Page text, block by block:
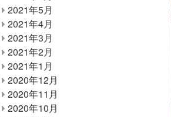
2021年5月
2021年4月
2021年3月
2021年2月
2021年1月
2020年12月
2020年11月
2020年10月